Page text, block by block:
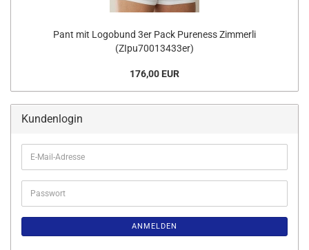
Pant mit Logobund 3er Pack Pureness Zimmerli
(ZIpu70013433er)
176,00 EUR
Kundenlogin
E-
Mail-
Adresse
Passwort
ANMELDEN